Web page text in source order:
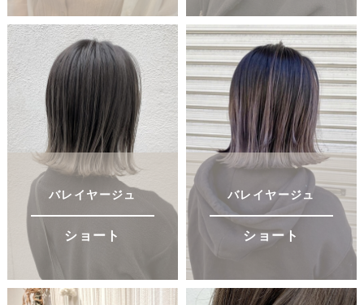
バレイヤージュ
ショート
バレイヤージュ
ショート